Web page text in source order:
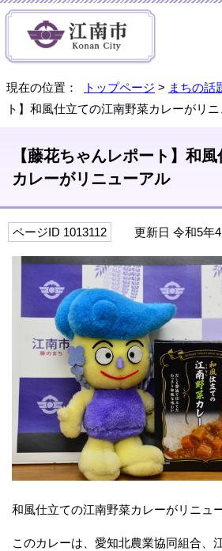
現在の位置： トップページ > まちの話
ト】和風仕立ての江南野菜カレーがリ
【藤花ちゃんレポート】和
カレーがリニューアル
ページID 1013112 更新日 令和5年4
和風仕立ての江南野菜カレーがリニュ
このカレーは、愛知北農業協同組合、